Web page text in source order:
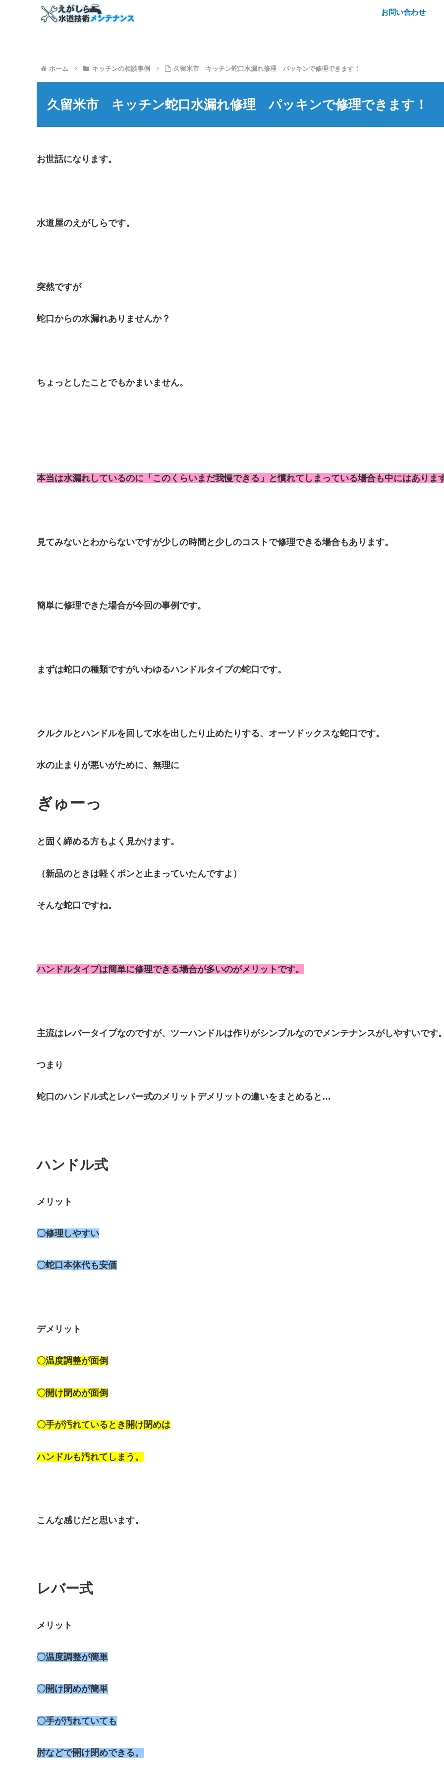
お問い合わせ
ホーム キッチンの相談事例 久留米市 キッチン蛇口水漏れ修理 パッキンで修理できます！
久留米市 キッチン蛇口水漏れ修理 パッキンで修理できます！
お世話になります。
水道屋のえがしらです。
突然ですが
蛇口からの水漏れありませんか？
ちょっとしたことでもかまいません。
本当は水漏れしているのに 「このくらいまだ我慢できる」 と慣れてしまっている場合も中にはありま
見てみないとわからないですが少しの時間と少しのコストで修理できる場合もあります。
簡単に修理できた場合が今回の事例です。
まずは蛇口の種類ですがいわゆるハンドルタイプの蛇口です。
クルクルとハンドルを回して水を出したり止めたりする、オーソドックスな蛇口です。
水の止まりが悪いがために、無理に
ぎゅーっ
と固く締める方もよく見かけます。
（新品のときは軽くポンと止まっていたんですよ）
そんな蛇口ですね。
ハンドルタイプは簡単に修理できる場合が多いのがメリットです。
主流はレバータイプなのですが、ツーハンドルは作りがシンプルなのでメンテナンスがしやすいです
つまり
蛇口のハンドル式とレバー式のメリット デメリットの違いをまとめると…
ハンドル式
メリット
〇修理しやすい
〇蛇口本体代も安価
デメリット
〇温度調整が面倒
〇開け閉めが面倒
〇手が汚れているとき開け閉めは
ハンドルも汚れてしまう。
こんな感じだと思います。
レバー式
メリット
〇温度調整が簡単
〇開け閉めが簡単
〇手が汚れていても
肘などで開け閉めできる。